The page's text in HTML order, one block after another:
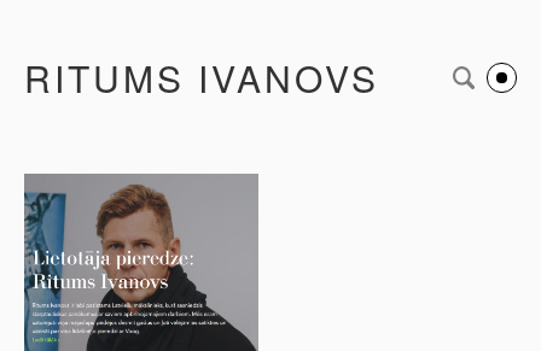
RITUMS IVANOVS